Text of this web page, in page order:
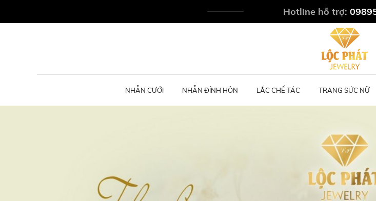
Hotline hỗ trợ:
NHẪN CƯỚI NHẪN ĐÍNH HÔN LẮC CHẾ TÁC TRANG SỨC NỮ